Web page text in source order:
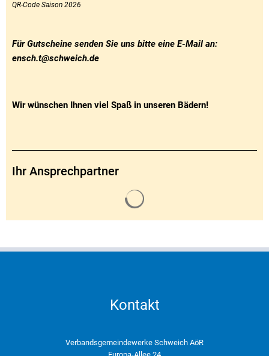
QR-Code Saison 2026
Für Gutscheine senden Sie uns bitte eine E-Mail an:
ensch.t@schweich.de
Wir wünschen Ihnen viel Spaß in unseren Bädern!
Ihr Ansprechpartner
Kontakt
Verbandsgemeindewerke Schweich AöR